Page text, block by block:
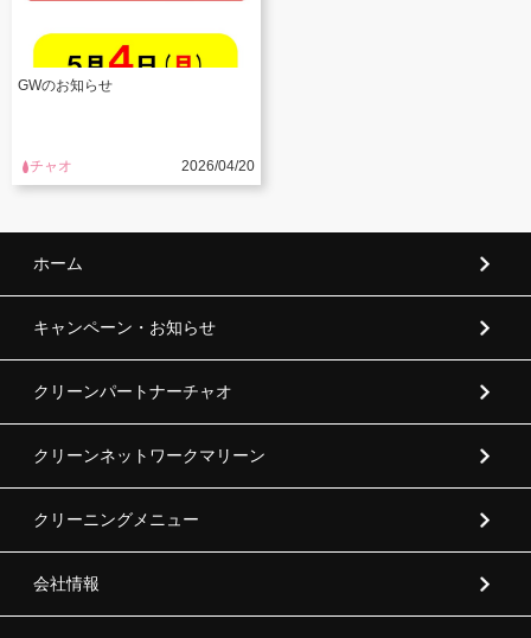
GWのお知らせ
チャオ 2026/04/20
ホーム
キャンペーン・お知らせ
クリーンパートナーチャオ
クリーンネットワークマリーン
クリーニングメニュー
会社情報